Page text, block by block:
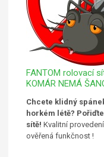
FANTOM rolovací
KOMÁR NEMÁ
Chcete klidný
horkém létě?
sítě! Kvalitní
ověřená funkčnost !